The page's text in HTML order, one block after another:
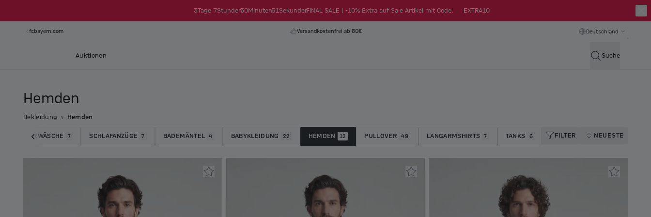
3Tage 7Stunden30Minuten50SekundenFINAL SALE | -10% Extra auf Sale Artikel mit Code: EXTRA10
fcbayern.com Versandkostenfrei ab 80€ Deutschland
Auktionen Suche
Hemden
Bekleidung Hemden
UNTERWÄSCHE 7 SCHLAFANZÜGE 7 BADEMÄNTEL 4 BABYKLEIDUNG 22 HEMDEN 12 PULLOVER 49 LANGARMSHIRTS 7 TANKS 6 FILTER NEUESTE